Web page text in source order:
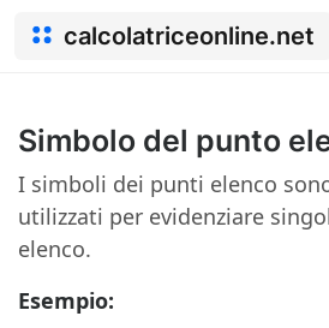
calcolatriceonline.net
Simbolo del punto
I simboli dei punti elenco
utilizzati per evidenziare
elenco.
Esempio: